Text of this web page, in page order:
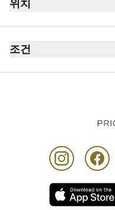
위치
조건
카드 소지자 1인당 동